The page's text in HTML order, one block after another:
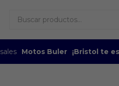
Motos Buler ¡Bristol te